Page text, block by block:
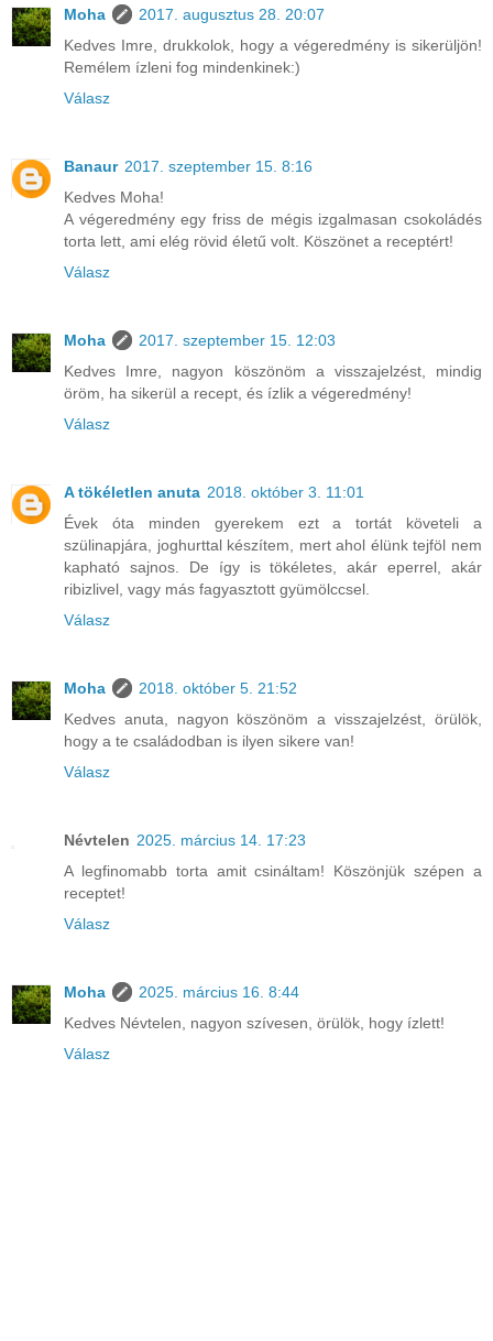
Moha
2017. augusztus 28. 20:07
Kedves Imre, drukkolok, hogy a végeredmény is sikerüljön!
Remélem ízleni fog mindenkinek:)
Válasz
Banaur 2017. szeptember 15. 8:16
Kedves Moha!
A végeredmény egy friss de mégis izgalmasan csokoládés
torta lett, ami elég rövid életű volt. Köszönet a receptért!
Válasz
Moha
2017. szeptember 15. 12:03
Kedves Imre, nagyon köszönöm a visszajelzést, mindig
öröm, ha sikerül a recept, és ízlik a végeredmény!
Válasz
A tökéletlen anuta 2018. október 3. 11:01
Évek óta minden gyerekem ezt a tortát követeli a
szülinapjára, joghurttal készítem, mert ahol élünk tejföl nem
kapható sajnos. De így is tökéletes, akár eperrel, akár
ribizlivel, vagy más fagyasztott gyümölccsel.
Válasz
Moha
2018. október 5. 21:52
Kedves anuta, nagyon köszönöm a visszajelzést, örülök,
hogy a te családodban is ilyen sikere van!
Válasz
Névtelen 2025. március 14. 17:23
A legfinomabb torta amit csináltam! Köszönjük szépen a
receptet!
Válasz
Moha
2025. március 16. 8:44
Kedves Névtelen, nagyon szívesen, örülök, hogy ízlett!
Válasz